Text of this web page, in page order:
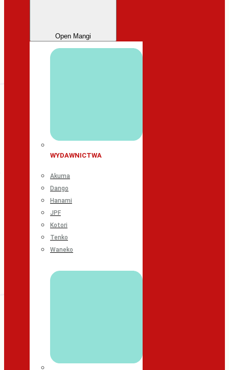
Open Mangi
WYDAWNICTWA
Akuma
Dango
Hanami
JPF
Kotori
Tenko
Waneko